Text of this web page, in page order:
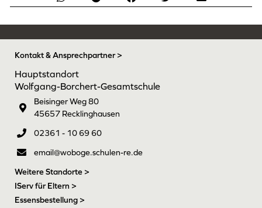
Kontakt & Ansprechpartner >
Hauptstandort
Wolfgang-Borchert-Gesamtschule
Beisinger Weg 80
45657 Recklinghausen
02361 - 10 69 60
email@woboge.schulen-re.de
Weitere Standorte >
IServ für Eltern >
Essensbestellung >